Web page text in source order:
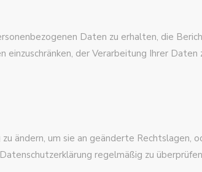
Daten zu erhalten, die
der Verarbeitung Ihrer
ändern, um sie an geänderte Rechtslagen,
regelmäßig zu